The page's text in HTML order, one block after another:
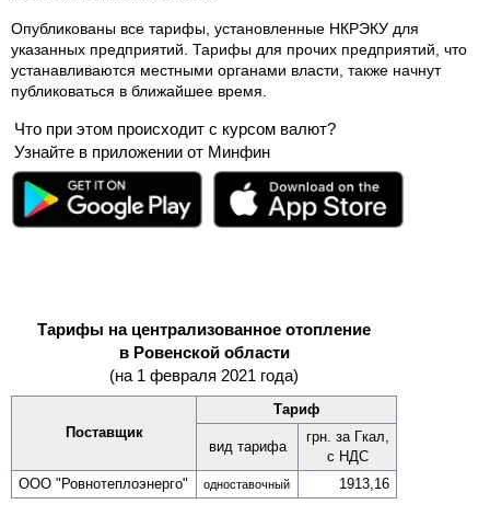
Опубликованы все тарифы, установленные НКРЭКУ для
указанных предприятий. Тарифы для прочих предприятий, что
устанавливаются местными органами власти, также начнут
публиковаться в ближайшее время.
Что при этом происходит с курсом валют?
Узнайте в приложении от Минфин
Тарифы на централизованное отопление
в Ровенской области
(на 1 февраля 2021 года)
Поставщик
Тариф
вид тарифа
грн. за Гкал,
с НДС
ООО "Ровно­теплоэнерго"
одно­ставочный 1913,16